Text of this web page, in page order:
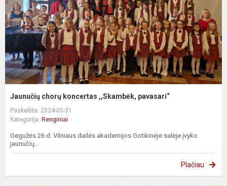
Jaunučių chorų koncertas ,,Skambėk, pavasari“
Paskelbta: 2024-05-31
Kategorija: Renginiai
Gegužės 26 d. Vilniaus dailės akademijos Gotikinėje salėje įvyko
jaunučių...
Plačiau